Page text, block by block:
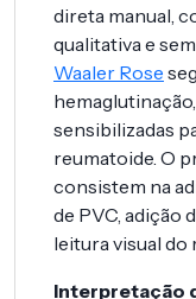
direta manual,
qualitativa e
Waaler Rose
sensibilizadas
reumatoide. O
consistem na
de PVC, adição
leitura visual do
Interpretação